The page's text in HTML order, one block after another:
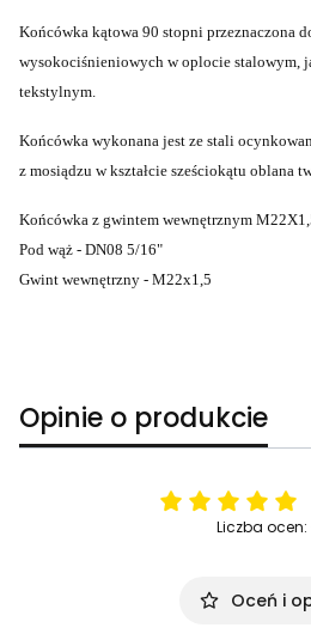
Końcówka kątowa 90 stopni przeznaczona
wysokociśnieniowych w oplocie stalowym,
tekstylnym.
Końcówka wykonana jest ze stali
z mosiądzu w kształcie sześciokątu oblana
Końcówka z gwintem wewnętrznym
Pod wąż - DN08 5/16"
Gwint wewnętrzny - M22x1,5
Opinie o produkcie
Liczba ocen:
Oceń i